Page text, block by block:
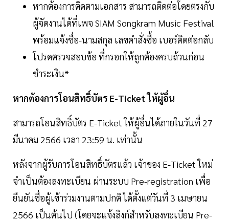
หากต้องการติดตามเอกสาร สามารถติดต่อโดยตรงกับ
ผู้จัดงานได้ที่เพจ SIAM Songkram Music Festival
พร้อมแจ้งชื่อ-นามสกุล เลขคำสั่งซื้อ เบอร์ติดต่อกลับ
โปรดตรวจสอบข้อ ที่กรอกให้ถูกต้องครบถ้วนก่อน
ชำระเงิน*
หากต้องการโอนสิทธิ์บัตร E-Ticket ให้ผู้อื่น
สามารถโอนสิทธิ์บัตร E-Ticket ให้ผู้อื่นได้ภายในวันที่ 27
มีนาคม 2566 เวลา 23:59 น. เท่านั้น
หลังจากผู้รับการโอนสิทธิ์บัตรแล้ว เจ้าของ E-Ticket ใหม่
จำเป็นต้องลงทะเบียน ผ่านระบบ Pre-registration เพื่อ
ยืนยันชื่อผู้เข้าร่วมงานตามปกติ ได้ตั้งแต่วันที่ 3 เมษายน
2566 เป็นต้นไป (โดยจะแจ้งลิงก์สำหรับลงทะเบียน Pre-